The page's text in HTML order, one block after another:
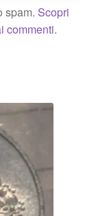
spam. Scopri
commenti.